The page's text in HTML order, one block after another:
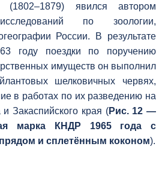
(1802–1879) явился автором
по зоологии,
России. В результате
году поездки по поручению
имуществ он выполнил
шелковичных червях,
в работах по их разведению на
и Закаспийского края (Рис. 12 —
марка КНДР 1965 года с
и сплетённым коконом).